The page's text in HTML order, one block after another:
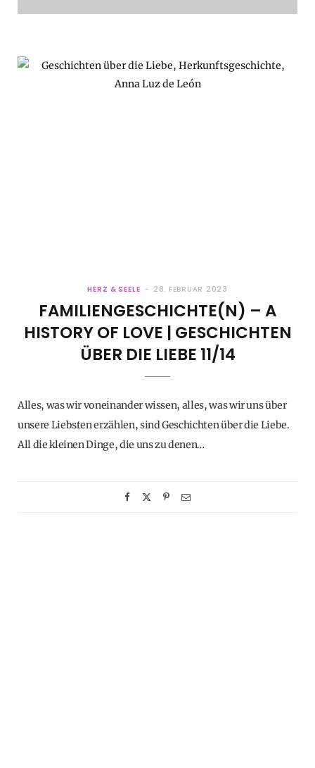
HERZ & SEELE 28. FEBRUAR 2023
FAMILIENGESCHICHTE(N) – A
HISTORY OF LOVE | GESCHICHTEN
ÜBER DIE LIEBE 11/14
Alles, was wir voneinander wissen, alles, was wir uns über
unsere Liebsten erzählen, sind Geschichten über die Liebe.
All die kleinen Dinge, die uns zu denen…